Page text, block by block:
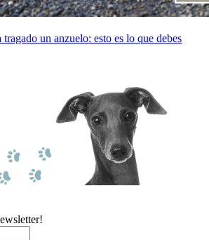
un anzuelo: esto es lo que debes